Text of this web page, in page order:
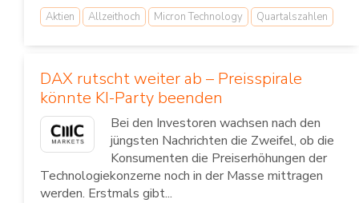
Aktien Allzeithoch Micron Technology Quartalszahlen
DAX rutscht weiter ab – Preisspirale
könnte KI-Party beenden
Bei den Investoren wachsen nach den
jüngsten Nachrichten die Zweifel, ob die
Konsumenten die Preiserhöhungen der
Technologiekonzerne noch in der Masse mittragen
werden. Erstmals gibt...